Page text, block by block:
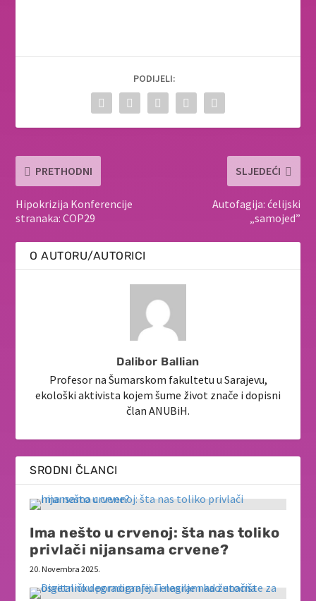
PODIJELI:
PRETHODNI
Hipokrizija Konferencije
stranaka: COP29
SLJEDEĆI
Autofagija: ćelijski
„samojed”
O AUTORU/AUTORICI
Dalibor Ballian
Profesor na Šumarskom fakultetu u Sarajevu,
ekološki aktivista kojem šume život znače i dopisni
član ANUBiH.
SRODNI ČLANCI
Ima nešto u crvenoj: šta nas toliko
privlači nijansama crvene?
20. Novembra 2025.